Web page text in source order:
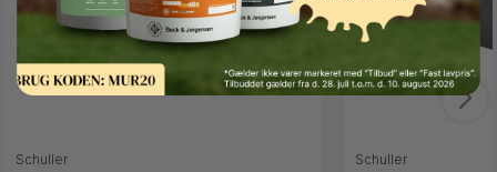
Schuller Schuller